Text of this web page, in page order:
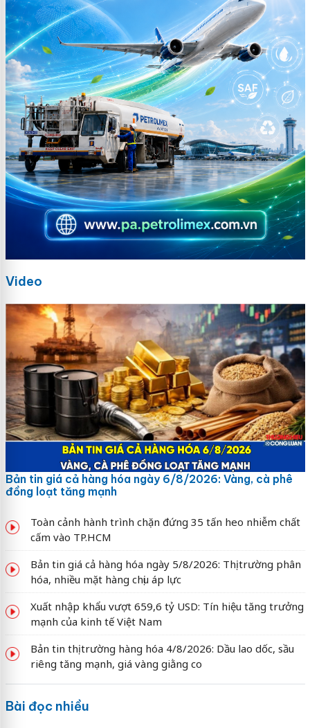
Video
Bản tin giá cả hàng hóa ngày 6/8/2026: Vàng, cà phê
đồng loạt tăng mạnh
Toàn cảnh hành trình chặn đứng 35 tấn heo nhiễm chất
cấm vào TP.HCM
Bản tin giá cả hàng hóa ngày 5/8/2026: Thị trường phân
hóa, nhiều mặt hàng chịu áp lực
Xuất nhập khẩu vượt 659,6 tỷ USD: Tín hiệu tăng trưởng
mạnh của kinh tế Việt Nam
Bản tin thị trường hàng hóa 4/8/2026: Dầu lao dốc, sầu
riêng tăng mạnh, giá vàng giằng co
Bài đọc nhiều